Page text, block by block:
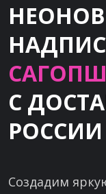
С
РОССИИ
Создадим